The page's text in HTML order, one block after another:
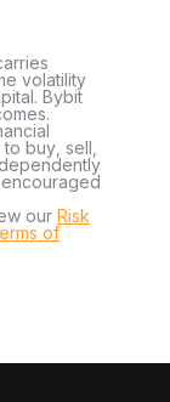
volatility
Bybit
buy, sell,
our Risk
of